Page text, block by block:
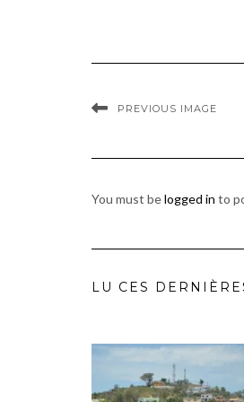
PREVIOUS IMAGE
You must belogged in to
LU CES